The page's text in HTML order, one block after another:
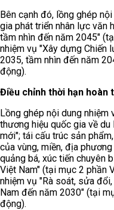
Bên cạnh đó, lồng ghép
gia phát triển nhân lực văn
tầm nhìn đến năm 2045"
nhiệm vụ "Xây dựng Chiến
2035, tầm nhìn đến năm
động).
Điều chỉnh thời hạn hoàn
Lồng ghép nội dung nhiệm
thương hiệu quốc gia về
mới"; tái cấu trúc sản
của vùng, miền, địa
quảng bá, xúc tiến chuyên
Việt Nam" (tại mục 2 phần
nhiệm vụ "Rà soát, sửa
Nam đến năm 2030" (tại
động).